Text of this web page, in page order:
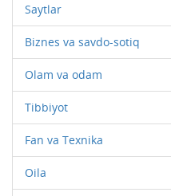
Saytlar
Biznes va savdo-sotiq
Olam va odam
Tibbiyot
Fan va Texnika
Oila